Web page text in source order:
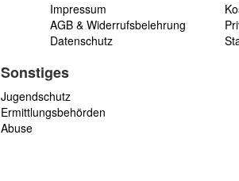
Impressum
AGB & Widerrufsbelehrung
Datenschutz
Sonstiges
Jugendschutz
Ermittlungsbehörden
Abuse